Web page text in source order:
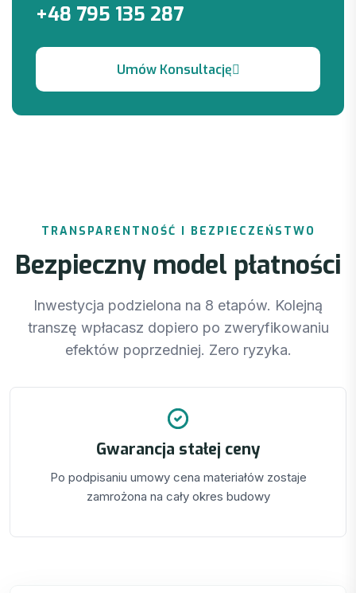
+48 795 135 287
TRANSPARENTNOŚĆ I BEZPIECZEŃSTWO
Bezpieczny model płatności
Inwestycja podzielona na 8 etapów. Kolejną
transzę wpłacasz dopiero po zweryfikowaniu
efektów poprzedniej. Zero ryzyka.
Gwarancja stałej ceny
Po podpisaniu umowy cena materiałów zostaje
zamrożona na cały okres budowy